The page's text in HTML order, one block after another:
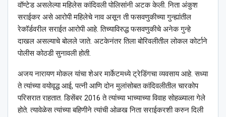
वॉण्टेड असलेल्या महिलेस कांदिवली पोलिसांनी अटक केली. निता अंकुश
सराईकर असे आरोपी महिलेचे नाव असून ती फसवणुकीच्या गुन्ह्यांतील
रेकॉर्डवरील सराईत आरोपी आहे. तिच्याविरुद्ध फसवणुकीचे अनेक गुन्हे
दाखल असल्याचे बोलले जाते. अटकेनंतर तिला बोरिवलीतील लोकल कोर्टाने
पोलीस कोठडी सुनावली होती.
अजय नारायण मोकल यांचा शेअर मार्केटमध्ये ट्रेडिंगचा व्यवसाय आहे. सध्या
ते त्यांच्या वयोवृद्ध आई, पत्नी आणि दोन मुलांसोबत कांदिवलीतील चारकोप
परिसरात राहतात. डिसेंबर 2016 ते त्यांच्या भाच्याच्या विवाह सोहळ्याला गेले
होते. त्यावेळेस त्यांच्या बहिणीने त्यांची ओळख निता सराईकरशी करुन दिली